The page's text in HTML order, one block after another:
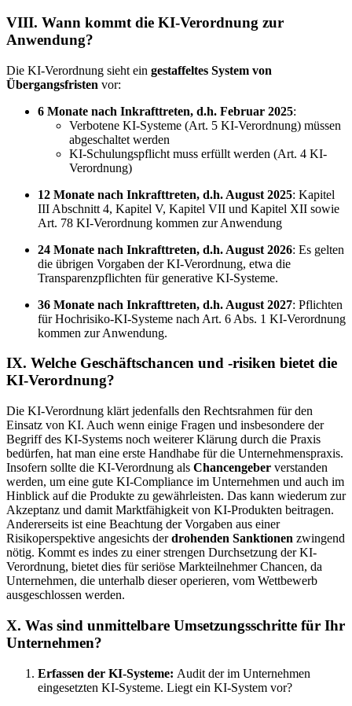
VIII. Wann kommt die KI-Verordnung zur
Anwendung?
Die KI-Verordnung sieht ein gestaffeltes System von
Übergangsfristen vor:
6 Monate nach Inkrafttreten, d.h. Februar 2025:
Verbotene KI-Systeme (Art. 5 KI-Verordnung) müssen
abgeschaltet werden
KI-Schulungspflicht muss erfüllt werden (Art. 4 KI-
Verordnung)
12 Monate nach Inkrafttreten, d.h. August 2025: Kapitel
III Abschnitt 4, Kapitel V, Kapitel VII und Kapitel XII sowie
Art. 78 KI-Verordnung kommen zur Anwendung
24 Monate nach Inkrafttreten, d.h. August 2026: Es gelten
die übrigen Vorgaben der KI-Verordnung, etwa die
Transparenzpflichten für generative KI-Systeme.
36 Monate nach Inkrafttreten, d.h. August 2027: Pflichten
für Hochrisiko-KI-Systeme nach Art. 6 Abs. 1 KI-Verordnung
kommen zur Anwendung.
IX. Welche Geschäftschancen und -risiken bietet die
KI-Verordnung?
Die KI-Verordnung klärt jedenfalls den Rechtsrahmen für den
Einsatz von KI. Auch wenn einige Fragen und insbesondere der
Begriff des KI-Systems noch weiterer Klärung durch die Praxis
bedürfen, hat man eine erste Handhabe für die Unternehmenspraxis.
Insofern sollte die KI-Verordnung als Chancengeber verstanden
werden, um eine gute KI-Compliance im Unternehmen und auch im
Hinblick auf die Produkte zu gewährleisten. Das kann wiederum zur
Akzeptanz und damit Marktfähigkeit von KI-Produkten beitragen.
Andererseits ist eine Beachtung der Vorgaben aus einer
Risikoperspektive angesichts derdrohenden Sanktionen zwingend
nötig. Kommt es indes zu einer strengen Durchsetzung der KI-
Verordnung, bietet dies für seriöse Markteilnehmer Chancen, da
Unternehmen, die unterhalb dieser operieren, vom Wettbewerb
ausgeschlossen werden.
X. Was sind unmittelbare Umsetzungsschritte für Ihr
Unternehmen?
Erfassen der KI-Systeme: Audit der im Unternehmen
eingesetzten KI-Systeme. Liegt ein KI-System vor?